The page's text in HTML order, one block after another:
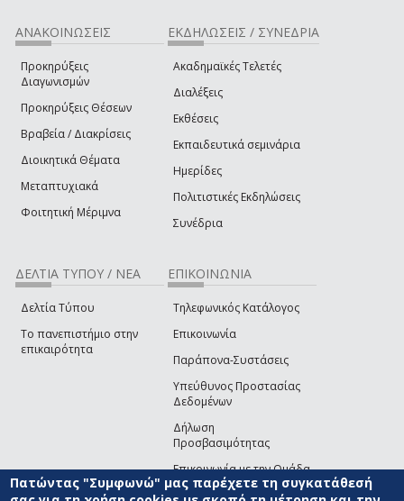
ΑΝΑΚΟΙΝΩΣΕΙΣ
Προκηρύξεις
Διαγωνισμών
Προκηρύξεις Θέσεων
Βραβεία / Διακρίσεις
Διοικητικά Θέματα
Μεταπτυχιακά
Φοιτητική Μέριμνα
ΕΚΔΗΛΩΣΕΙΣ / ΣΥΝΕΔΡΙΑ
Ακαδημαϊκές Τελετές
Διαλέξεις
Εκθέσεις
Εκπαιδευτικά σεμινάρια
Ημερίδες
Πολιτιστικές Εκδηλώσεις
Συνέδρια
ΔΕΛΤΙΑ ΤΥΠΟΥ / ΝΕΑ
Δελτία Τύπου
Το πανεπιστήμιο στην
επικαιρότητα
ΕΠΙΚΟΙΝΩΝΙΑ
Τηλεφωνικός Κατάλογος
Επικοινωνία
Παράπονα-Συστάσεις
Υπεύθυνος Προστασίας
Δεδομένων
Δήλωση
Προσβασιμότητας
Επικοινωνία με την Ομάδα
Ανάπτυξης του site(link sends e-mail)
Πατώντας "Συμφωνώ" μας παρέχετε τη συγκατάθεσή